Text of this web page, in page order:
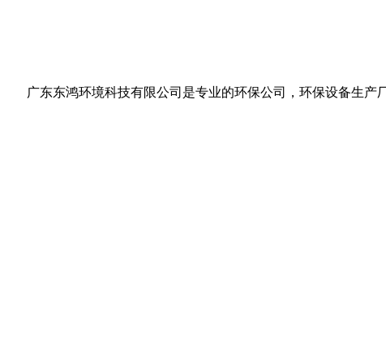
广东东鸿环境科技有限公司是专业的环保公司，环保设备生产厂家